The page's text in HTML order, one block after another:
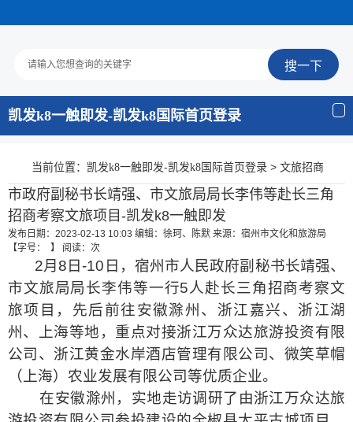
凯发k8一触即发-凯发k8国际首页登录
当前位置： 凯发k8一触即发-凯发k8国际首页登录 > 文旅招商
市政府副秘书长靖强、市文旅局局长李伟等赴长三角
招商考察文旅项目-凯发k8一触即发
发布日期：2023-02-13 10:03 编辑：徐珂、陈默 来源：宿州市文化和旅游局
【字号： 】
阅读： 次
2月8日-10日，宿州市人民政府副秘书长靖强、
市文旅局局长李伟等一行5人赴长三角招商考察文
旅项目，先后前往安徽滁州、浙江嘉兴、浙江湖
州、上海等地，重点对接浙江万众达旅游投资有限
公司、浙江黄金水岸酒店管理有限公司、微笑草帽
（上海）农业发展有限公司等优质企业。
在安徽滁州，实地走访调研了由浙江万众达旅